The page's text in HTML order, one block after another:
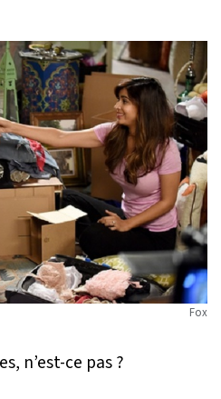
Fox
n’est-ce pas ?